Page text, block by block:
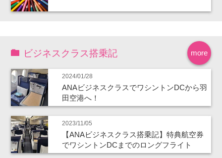
more
ビジネスクラス搭乗記
2024/01/28
ANAビジネスクラスでワシントンDCから羽
田空港へ！
2023/11/05
【ANAビジネスクラス搭乗記】特典航空券
でワシントンDCまでのロングフライト